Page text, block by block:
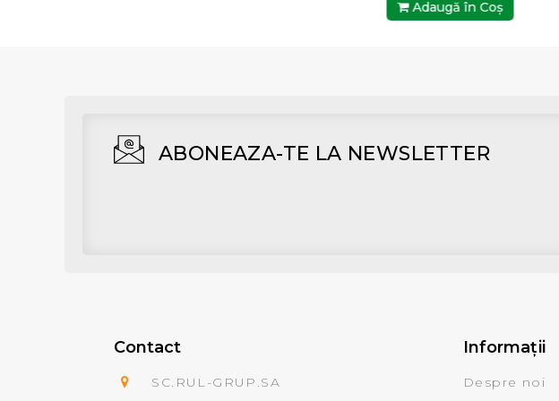
Adaugă în Coş
ABONEAZA-TE LA NEWSLETTER
Contact
SC.RUL-GRUP.SA
Informaţii
Despre noi